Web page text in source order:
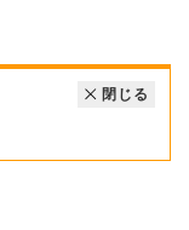
閉じる